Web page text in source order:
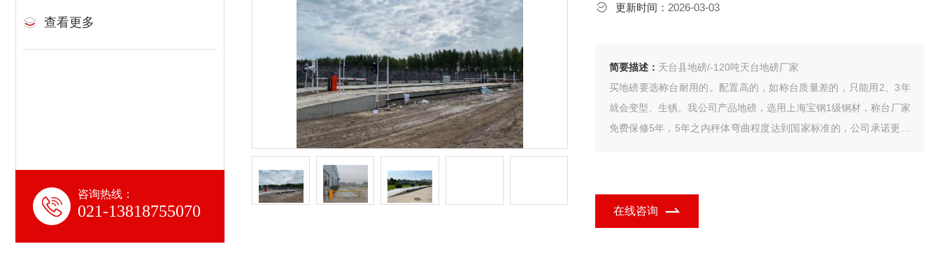
查看更多
咨询热线：
021-13818755070
更新时间： 2026-03-03
简要描述： 天台县地磅/-120吨天台地磅厂家
买地磅要选称台耐用的。配置高的，如称台质量差的，只能用2、3年
就会变型、生锈。我公司产品地磅，选用上海宝钢1级钢材，称台厂家
免费保修5年，5年之内秤体弯曲程度达到国家标准的，公司承诺更换
在线咨询